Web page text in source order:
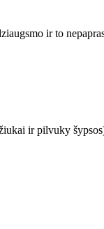
ir to
ir pilvuky